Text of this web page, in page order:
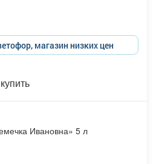
магазин низких цен
Ивановна» 5 л